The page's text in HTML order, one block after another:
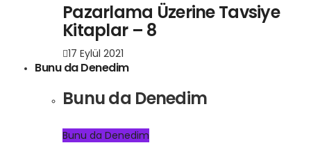
Pazarlama Üzerine Tavsiye
Kitaplar – 8
17 Eylül 2021
Bunu da Denedim
Bunu da Denedim
Bunu da Denedim